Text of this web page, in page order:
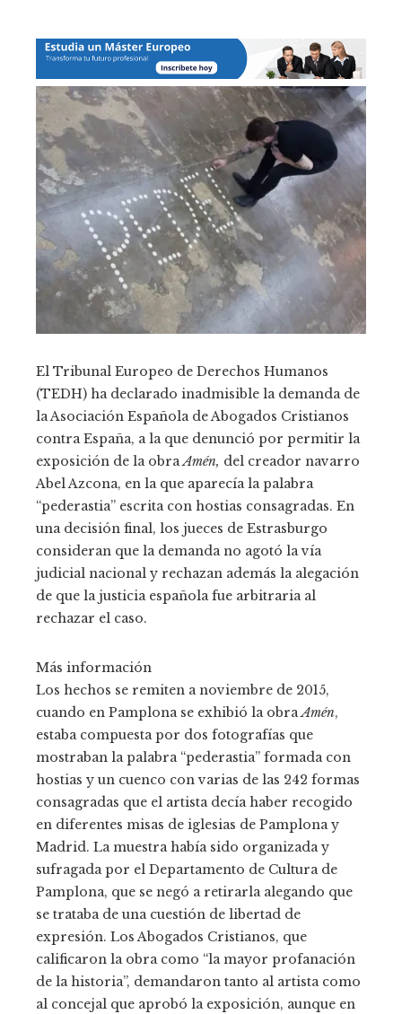
El Tribunal Europeo de Derechos Humanos
(TEDH) ha declarado inadmisible la demanda de
la Asociación Española de Abogados Cristianos
contra España, a la que denunció por permitir la
exposición de la obraAmén, del creador navarro
Abel Azcona, en la que aparecía la palabra
“pederastia” escrita con hostias consagradas. En
una decisión final, los jueces de Estrasburgo
consideran que la demanda no agotó la vía
judicial nacional y rechazan además la alegación
de que la justicia española fue arbitraria al
rechazar el caso.
Más información
Los hechos se remiten a noviembre de 2015,
cuando en Pamplona se exhibió la obraAmén,
estaba compuesta por dos fotografías que
mostraban la palabra “pederastia” formada con
hostias y un cuenco con varias de las 242 formas
consagradas que el artista decía haber recogido
en diferentes misas de iglesias de Pamplona y
Madrid. La muestra había sido organizada y
sufragada por el Departamento de Cultura de
Pamplona, que se negó a retirarla alegando que
se trataba de una cuestión de libertad de
expresión. Los Abogados Cristianos, que
calificaron la obra como “la mayor profanación
de la historia”, demandaron tanto al artista como
al concejal que aprobó la exposición, aunque en